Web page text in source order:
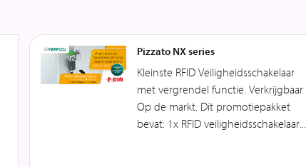
Pizzato NX series
Kleinste RFID Veiligheidsschakelaar
met vergrendel functie. Verkrijgbaar
Op de markt. Dit promotiepakket
bevat: 1x RFID veiligheidsschakelaar...